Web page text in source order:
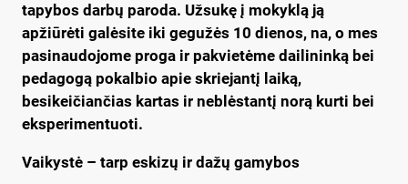
tapybos darbų paroda. Užsukę į mokyklą ją
apžiūrėti galėsite iki gegužės 10 dienos, na, o mes
pasinaudojome proga ir pakvietėme dailininką bei
pedagogą pokalbio apie skriejantį laiką,
besikeičiančias kartas ir neblėstantį norą kurti bei
eksperimentuoti.
Vaikystė – tarp eskizų ir dažų gamybos